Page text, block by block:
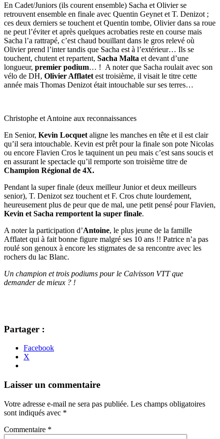
En Cadet/Juniors (ils courent ensemble) Sacha et Olivier se
retrouvent ensemble en finale avec Quentin Geynet et T. Denizot ;
ces deux derniers se touchent et Quentin tombe, Olivier dans sa roue
ne peut l’éviter et après quelques acrobaties reste en course mais
Sacha l’a rattrapé, c’est chaud bouillant dans le gros relevé où
Olivier prend l’inter tandis que Sacha est à l’extérieur… Ils se
touchent, chutent et repartent, Sacha Malta et devant d’une
longueur, premier podium… ! A noter que Sacha roulait avec son
vélo de DH, Olivier Afflatet est troisième, il visait le titre cette
année mais Thomas Denizot était intouchable sur ses terres…
Christophe et Antoine aux reconnaissances
En Senior, Kevin Locquet aligne les manches en tête et il est clair
qu’il sera intouchable. Kevin est prêt pour la finale son pote Nicolas
ou encore Flavien Cros le taquinent un peu mais c’est sans soucis et
en assurant le spectacle qu’il remporte son troisième titre de
Champion Régional de 4X.
Pendant la super finale (deux meilleur Junior et deux meilleurs
senior), T. Denizot sez touchent et F. Cros chute lourdement,
heureusement plus de peur que de mal, une petit pensé pour Flavien,
Kevin et Sacha remportent la super finale.
A noter la participation d’Antoine, le plus jeune de la famille
Afflatet qui à fait bonne figure malgré ses 10 ans !! Patrice n’a pas
roulé son genoux à encore les stigmates de sa rencontre avec les
rochers du lac Blanc.
Un champion et trois podiums pour le Calvisson VTT que
demander de mieux ? !
Partager :
Facebook
X
Navigation
articles
←
→
Laisser un commentaire
Votre adresse e-mail ne sera pas publiée. Les champs obligatoires
sont indiqués avec *
Commentaire *